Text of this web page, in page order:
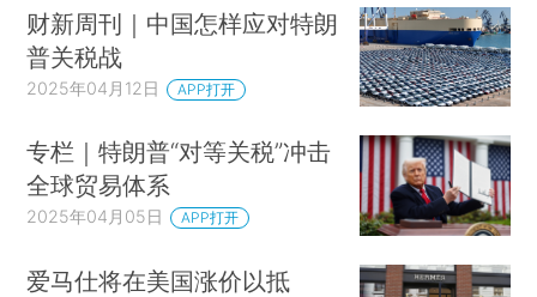
财新周刊｜中国怎样应对特朗
普关税战
2025年04月12日 APP打开
专栏｜特朗普“对等关税”冲击
全球贸易体系
2025年04月05日 APP打开
爱马仕将在美国涨价以抵